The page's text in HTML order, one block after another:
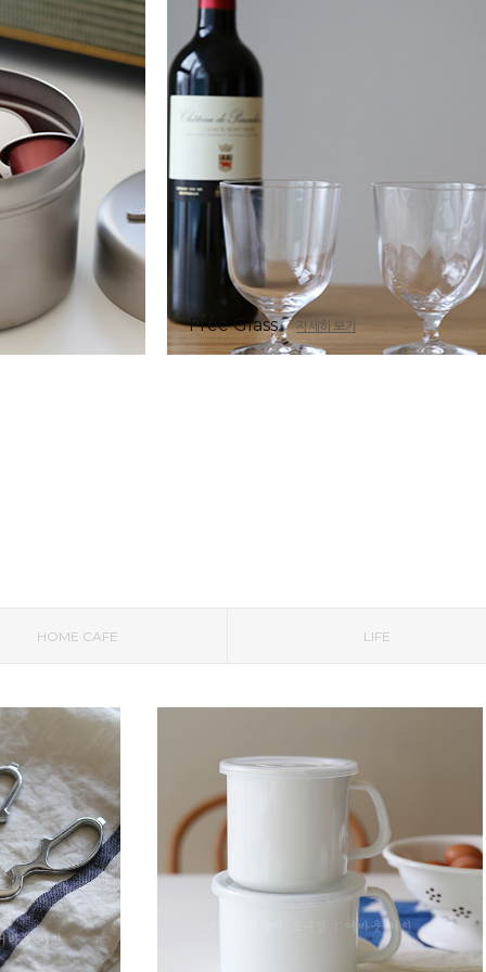
Free Glass. 자세히 보기
HOME CAFE LIFE